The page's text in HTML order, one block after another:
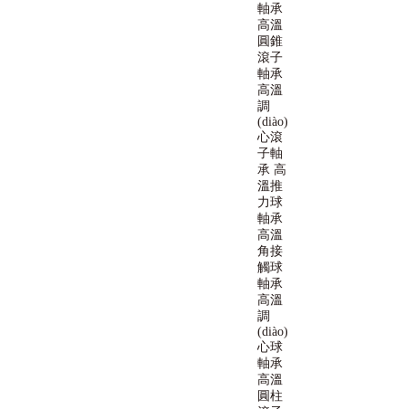
軸承
高溫
圓錐
滾子
軸承
高溫
調
(diào)
心滾
子軸
承 高
溫推
力球
軸承
高溫
角接
觸球
軸承
高溫
調
(diào)
心球
軸承
高溫
圓柱